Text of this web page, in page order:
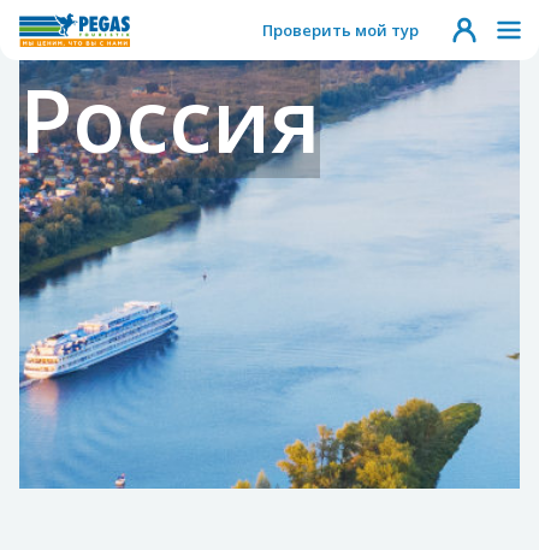
Проверить мой тур
Россия